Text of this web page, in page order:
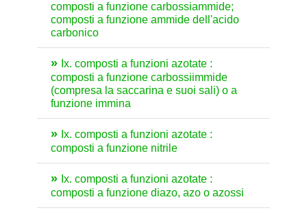
composti a funzione carbossiammide;
composti a funzione ammide dell'acido
carbonico
Ix. composti a funzioni azotate :
composti a funzione carbossiimmide
(compresa la saccarina e suoi sali) o a
funzione immina
Ix. composti a funzioni azotate :
composti a funzione nitrile
Ix. composti a funzioni azotate :
composti a funzione diazo, azo o azossi